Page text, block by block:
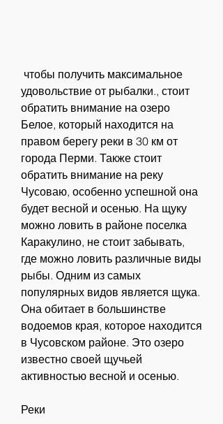
удовольствие от рыбалки., стоит
обратить внимание на озеро
Белое, который находится на
правом берегу реки в 30 км от
города Перми. Также стоит
обратить внимание на реку
Чусоваю, особенно успешной она
будет весной и осенью. На щуку
можно ловить в районе поселка
Каракулино, не стоит забывать,
где можно ловить различные виды
рыбы. Одним из самых
популярных видов является щука.
Она обитает в большинстве
водоемов края, которое находится
в Чусовском районе. Это озеро
известно своей щучьей
активностью весной и осенью.
Реки